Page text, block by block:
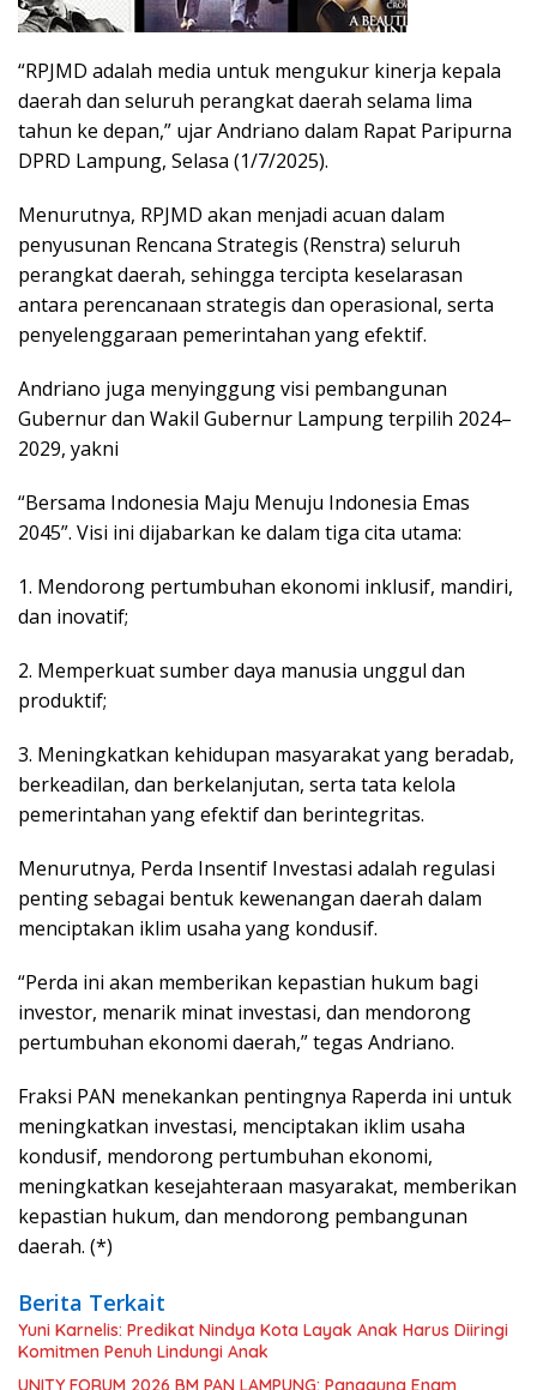
“RPJMD adalah media untuk mengukur kinerja kepala
daerah dan seluruh perangkat daerah selama lima
tahun ke depan,” ujar Andriano dalam Rapat Paripurna
DPRD Lampung, Selasa (1/7/2025).
Menurutnya, RPJMD akan menjadi acuan dalam
penyusunan Rencana Strategis (Renstra) seluruh
perangkat daerah, sehingga tercipta keselarasan
antara perencanaan strategis dan operasional, serta
penyelenggaraan pemerintahan yang efektif.
Andriano juga menyinggung visi pembangunan
Gubernur dan Wakil Gubernur Lampung terpilih 2024–
2029, yakni
“Bersama Indonesia Maju Menuju Indonesia Emas
2045”. Visi ini dijabarkan ke dalam tiga cita utama:
1. Mendorong pertumbuhan ekonomi inklusif, mandiri,
dan inovatif;
2. Memperkuat sumber daya manusia unggul dan
produktif;
3. Meningkatkan kehidupan masyarakat yang beradab,
berkeadilan, dan berkelanjutan, serta tata kelola
pemerintahan yang efektif dan berintegritas.
Menurutnya, Perda Insentif Investasi adalah regulasi
penting sebagai bentuk kewenangan daerah dalam
menciptakan iklim usaha yang kondusif.
“Perda ini akan memberikan kepastian hukum bagi
investor, menarik minat investasi, dan mendorong
pertumbuhan ekonomi daerah,” tegas Andriano.
Fraksi PAN menekankan pentingnya Raperda ini untuk
meningkatkan investasi, menciptakan iklim usaha
kondusif, mendorong pertumbuhan ekonomi,
meningkatkan kesejahteraan masyarakat, memberikan
kepastian hukum, dan mendorong pembangunan
daerah. (*)
Berita Terkait
Yuni Karnelis: Predikat Nindya Kota Layak Anak Harus Diiringi
Komitmen Penuh Lindungi Anak